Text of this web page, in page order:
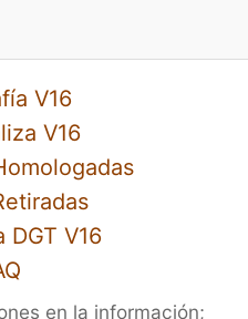
V16
V16
DGT V16
en la información;